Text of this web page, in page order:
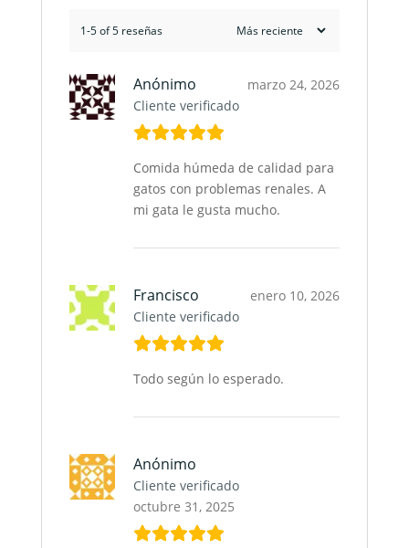
1-5 of 5 reseñas
Anónimo
Cliente verificado
marzo 24, 2026
Comida húmeda de calidad para
gatos con problemas renales. A
mi gata le gusta mucho.
Francisco
Cliente verificado
enero 10, 2026
Todo según lo esperado.
Anónimo
Cliente verificado
octubre 31, 2025